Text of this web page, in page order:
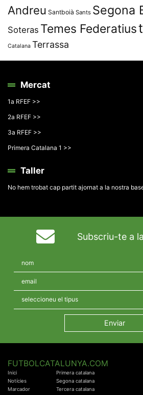
Andreu Santboià Sants Segona
Soteras Temes Federatius
Catalana Terrassa
Mercat
1a RFEF >>
2a RFEF >>
3a RFEF >>
Primera Catalana 1 >>
Taller
No hem trobat cap partit ajornat a la nostra
Subscriu-te a
FUTBOLCATALUNYA.COM
Inici
Notícies
Marcador
Primera catalana
Segona catalana
Tercera catalana